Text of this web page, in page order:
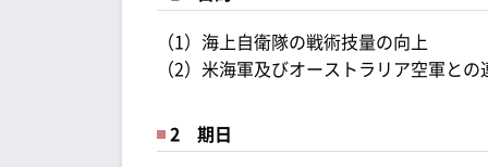
（1）海上自衛隊の戦術技量の向上
（2）米海軍及びオーストラリア空軍と
2 期日